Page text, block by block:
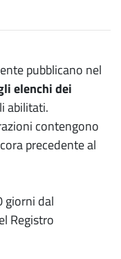
pubblicano nel
elenchi dei
abilitati.
contengono
precedente al
giorni dal
Registro